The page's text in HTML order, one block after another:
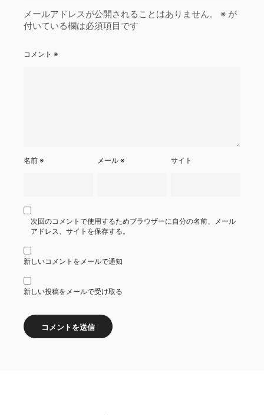
メールアドレスが公開されることはありません。 ※ が
付いている欄は必須項目です
コメント ※
名前 ※ メール※ サイト
次回のコメントで使用するためブラウザーに自分の名前、メール
アドレス、サイトを保存する。
新しいコメントをメールで通知
新しい投稿をメールで受け取る